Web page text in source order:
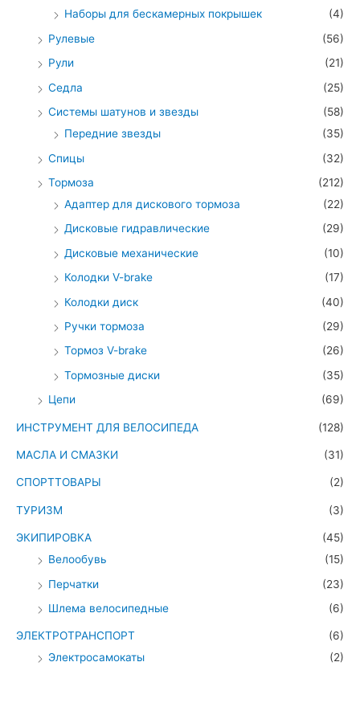
Наборы для бескамерных покрышек
(4)
Рулевые
(56)
Рули
(21)
Седла
(25)
Системы шатунов и звезды
(58)
Передние звезды
(35)
Спицы
(32)
Тормоза
(212)
Адаптер для дискового тормоза
(22)
Дисковые гидравлические
(29)
Дисковые механические
(10)
Колодки V-brake
(17)
Колодки диск
(40)
Ручки тормоза
(29)
Тормоз V-brake
(26)
Тормозные диски
(35)
Цепи
(69)
ИНСТРУМЕНТ ДЛЯ ВЕЛОСИПЕДА (128)
МАСЛА И СМАЗКИ (31)
СПОРТТОВАРЫ (2)
ТУРИЗМ (3)
ЭКИПИРОВКА
(45)
Велообувь
(15)
Перчатки
(23)
Шлема велосипедные
(6)
ЭЛЕКТРОТРАНСПОРТ
(6)
Электросамокаты
(2)